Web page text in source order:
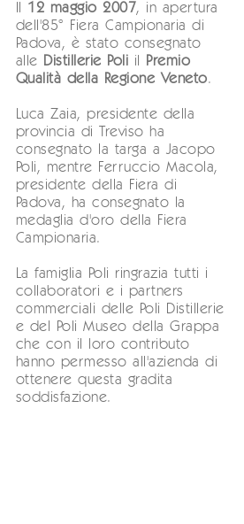
12 maggio 2007, in apertura
dell'85° Fiera Campionaria di
Padova, è stato consegnato
alle Distillerie Poli il Premio
Qualità della Regione Veneto.
Luca Zaia, presidente della
provincia di Treviso ha
consegnato la targa a Jacopo
Poli, mentre Ferruccio Macola,
presidente della Fiera di
Padova, ha consegnato la
medaglia d'oro della Fiera
Campionaria.
La famiglia Poli ringrazia tutti i
collaboratori e i partners
commerciali delle Poli Distillerie
e del Poli Museo della Grappa
che con il loro contributo
hanno permesso all'azienda di
ottenere questa gradita
soddisfazione.